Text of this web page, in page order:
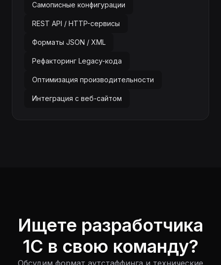
Самописные конфигурации
REST API / HTTP-сервисы
Форматы JSON / XML
Рефакторинг Legacy-кода
Оптимизация производительности
Интеграция с веб-сайтом
Ищете разработчика
1С в свою команду?
Обсудим формат аутстаффинга и технические